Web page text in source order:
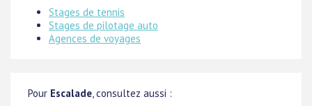
Stages de tennis
Stages de pilotage auto
Agences de voyages
Pour Escalade, consultez aussi :